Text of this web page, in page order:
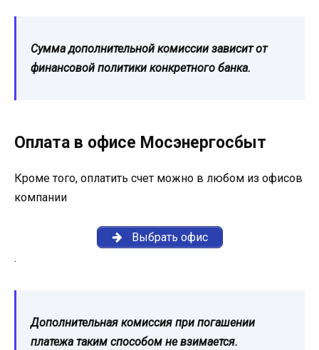
Сумма дополнительной комиссии зависит от
финансовой политики конкретного банка.
Оплата в офисе Мосэнергосбыт
Кроме того, оплатить счет можно в любом из офисов
компании
Выбрать офис
.
Дополнительная комиссия при погашении
платежа таким способом не взимается.